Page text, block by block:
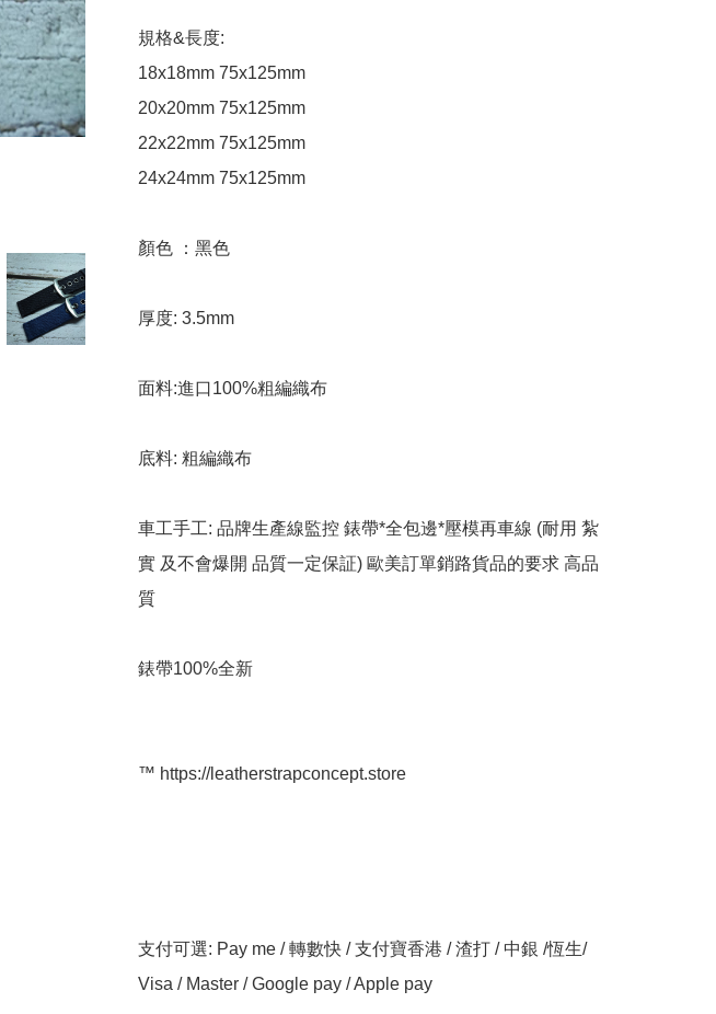
規格&長度:
18x18mm 75x125mm
20x20mm 75x125mm
22x22mm 75x125mm
24x24mm 75x125mm
顏色 ：黑色
厚度: 3.5mm
面料:進口100%粗編織布
底料: 粗編織布
車工手工: 品牌生產線監控 錶帶*全包邊*壓模再車線 (耐用 紮
實 及不會爆開 品質一定保証) 歐美訂單銷路貨品的要求 高品
質
錶帶100%全新
™️ https://leatherstrapconcept.store
支付可選: Pay me / 轉數快 / 支付寶香港 / 渣打 / 中銀 /恆生/
Visa / Master / Google pay / Apple pay